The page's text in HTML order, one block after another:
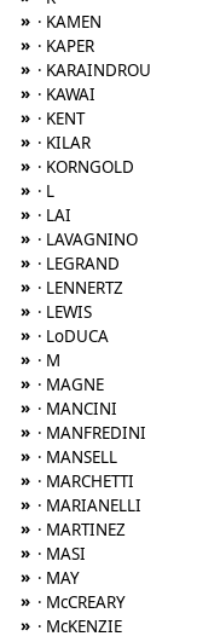
» · KAMEN
» · KAPER
» · KARAINDROU
» · KAWAI
» · KENT
» · KILAR
» · KORNGOLD
» · L
» · LAI
» · LAVAGNINO
» · LEGRAND
» · LENNERTZ
» · LEWIS
» · LoDUCA
» · M
» · MAGNE
» · MANCINI
» · MANFREDINI
» · MANSELL
» · MARCHETTI
» · MARIANELLI
» · MARTINEZ
» · MASI
» · MAY
» · McCREARY
» · McKENZIE